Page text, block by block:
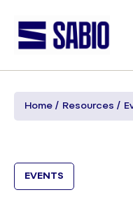
Home Resources
EVENTS